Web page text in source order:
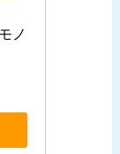
ノ